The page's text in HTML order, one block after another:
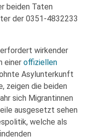
beiden Taten
der 0351-4832233
wirkender
einer offiziellen
Asylunterkunft
zeigen die beiden
sich Migrantinnen
ausgesetzt sehen
welche als